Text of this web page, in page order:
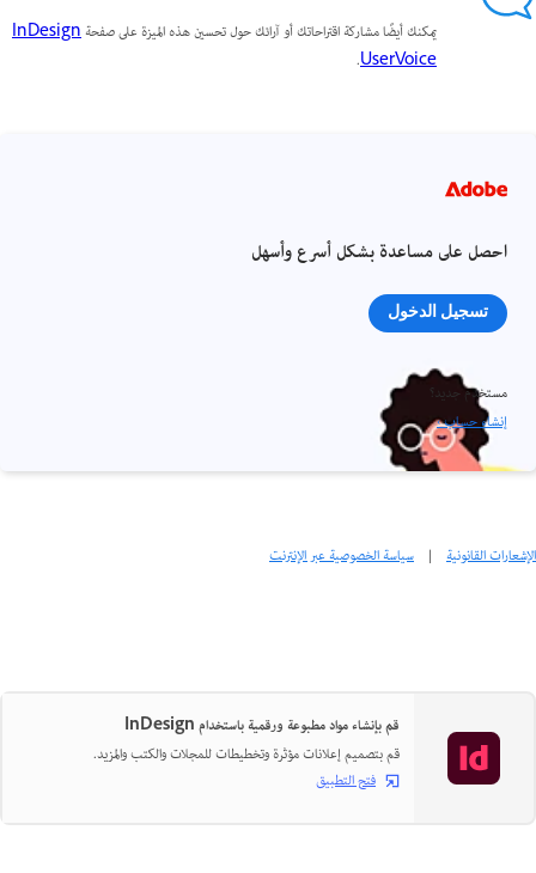
يمكنك أيضًا مشاركة اقتراحاتك أو آرائك حول تحسين هذه الميزة على صفحةInDesign
UserVoice
.
احصل على مساعدة بشكل أسرع وأسهل
تسجيل الدخول
مستخدم جديد؟
إنشاء حساب ›
الإشعارات القانونية | سياسة الخصوصية عبر الإنترنت
قم بإنشاء مواد مطبوعة ورقمية باستخدام InDesign
قم بتصميم إعلانات مؤثرة وتخطيطات للمجلات والكتب والمزيد.
فتح التطبيق